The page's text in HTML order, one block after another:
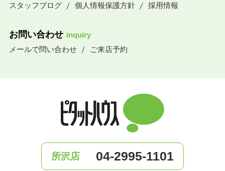
スタッフブログ
個人情報保護方針 採用情報
お問い合わせ inquiry
メールで問い合わせ
ご来店予約
所沢店 04-2995-1101